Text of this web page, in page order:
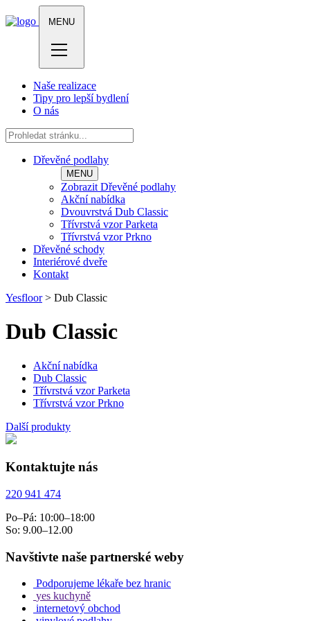
MENU
Naše realizace
Tipy pro lepší bydlení
O nás
Dřevěné podlahy
MENU
Zobrazit Dřevěné podlahy
Akční nabídka
Dvouvrstvá Dub Classic
Třívrstvá vzor Parketa
Třívrstvá vzor Prkno
Dřevěné schody
Interiérové dveře
Kontakt
Yesfloor> Dub Classic
Dub Classic
Akční nabídka
Dub Classic
Třívrstvá vzor Parketa
Třívrstvá vzor Prkno
Další produkty
Kontaktujte nás
220 941 474
Po–Pá: 10:00–18:00
So: 9.00–12.00
Navštivte naše partnerské weby
Podporujeme lékaře bez hranic
yes kuchyně
internetový obchod